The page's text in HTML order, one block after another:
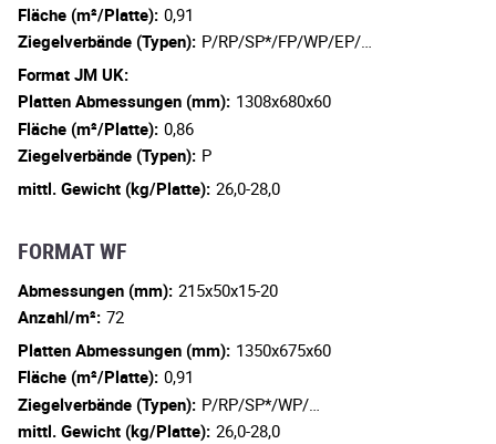
Fläche (m²/Platte): 0,91
Ziegelverbände (Typen): P/RP/SP*/FP/WP/EP/…
Format JM UK:
Platten Abmessungen (mm): 1308x680x60
Fläche (m²/Platte): 0,86
Ziegelverbände (Typen): P
mittl. Gewicht (kg/Platte): 26,0-28,0
FORMAT WF
Abmessungen (mm): 215x50x15-20
Anzahl/m²: 72
Platten Abmessungen (mm): 1350x675x60
Fläche (m²/Platte): 0,91
Ziegelverbände (Typen): P/RP/SP*/WP/…
mittl. Gewicht (kg/Platte): 26,0-28,0